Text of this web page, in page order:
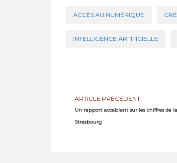
ACCÈS AU NUMÉRIQUE
INTELLIGENCE ARTIFICIELLE
ARTICLE PRÉCÉDENT
Un rapport accablant sur les chiffres de
Strasbourg